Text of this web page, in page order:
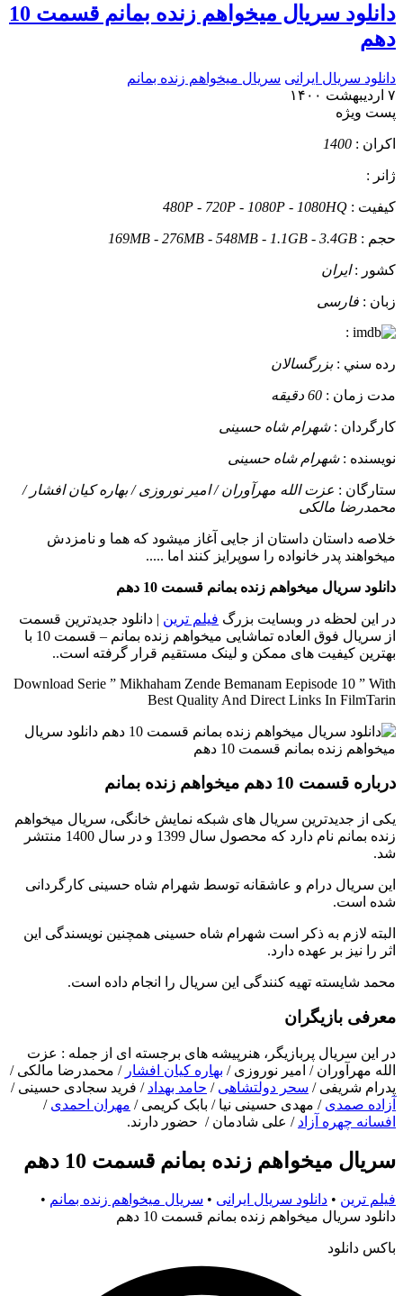
دانلود سریال میخواهم زنده بمانم قسمت 10
دهم
دانلود سریال ایرانی سریال میخواهم زنده بمانم
۷ اردیبهشت ۱۴۰۰
پست ويژه
اکران : 1400
ژانر :
کيفيت : 480P - 720P - 1080P - 1080HQ
حجم : 169MB - 276MB - 548MB - 1.1GB - 3.4GB
کشور :ایران
زبان : فارسی
:
رده سني :بزرگسالان
مدت زمان : 60 دقیقه
کارگردان :شهرام شاه حسینی
نويسنده :شهرام شاه حسینی
ستارگان : عزت الله مهرآوران / امیر نوروزی / بهاره کیان افشار /
محمدرضا مالکی
خلاصه داستان داستان از جایی آغاز میشود که هما و نامزدش
میخواهند پدر خانواده را سوپرایز کنند اما .....
دانلود سریال میخواهم زنده بمانم قسمت 10 دهم
در این لحظه در وبسایت بزرگ فیلم ترین | دانلود جدیدترین قسمت
از سریال فوق العاده تماشایی میخواهم زنده بمانم – قسمت 10 با
بهترین کیفیت های ممکن و لینک مستقیم قرار گرفته است..
Download Serie ” Mikhaham Zende Bemanam Eepisode 10 ” With
Best Quality And Direct Links In FilmTarin
درباره قسمت 10 دهم میخواهم زنده بمانم
یکی از جدیدترین سریال های شبکه نمایش خانگی، سریال میخواهم
زنده بمانم نام دارد که محصول سال 1399 و در سال 1400 منتشر
شد.
این سریال درام و عاشقانه توسط شهرام شاه حسینی کارگردانی
شده است.
البته لازم به ذکر است شهرام شاه حسینی همچنین نویسندگی این
اثر را نیز بر عهده دارد.
محمد شایسته تهیه کنندگی این سریال را انجام داده است.
معرفی بازیگران
در این سریال پربازیگر، هنرپیشه های برجسته ای از جمله : عزت
الله مهرآوران / امیر نوروزی / بهاره کیان افشار / محمدرضا مالکی /
پدرام شریفی / سحر دولتشاهی / حامد بهداد / فرید سجادی حسینی /
آزاده صمدی / مهدی حسینی نیا / بابک کریمی / مهران احمدی /
افسانه چهره آزاد / علی شادمان / حضور دارند.
سریال میخواهم زنده بمانم قسمت 10 دهم
فیلم ترین • دانلود سریال ایرانی • سریال میخواهم زنده بمانم •
دانلود سریال میخواهم زنده بمانم قسمت 10 دهم
باکس دانلود